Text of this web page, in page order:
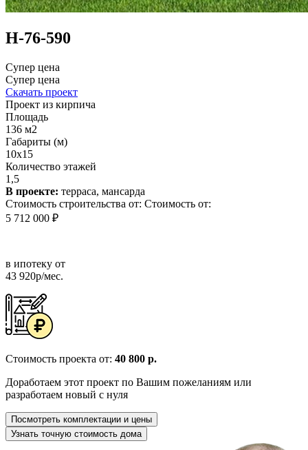
Н-76-590
Супер цена
Супер цена
Скачать проект
Проект из кирпича
Площадь
136 м2
Габариты (м)
10х15
Количество этажей
1,5
В проекте: терраса, мансарда
Стоимость строительства от: Стоимость от:
5 712 000 ₽
в ипотеку от
43 920р/мес.
Стоимость проекта от: 40 800 р.
Доработаем этот проект по Вашим пожеланиям или
разработаем новый с нуля
Посмотреть комплектации и цены
Узнать точную стоимость дома